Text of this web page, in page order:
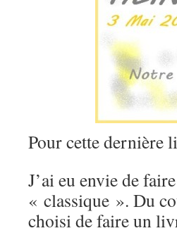
Pour cette dernière
J’ai eu envie de
« classique ». Du
choisi de faire un